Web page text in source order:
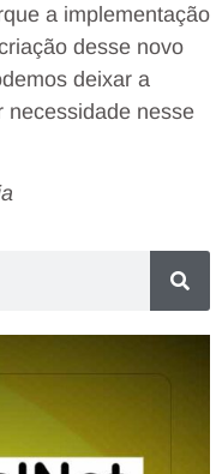
a implementação
desse novo
deixar a
necessidade nesse